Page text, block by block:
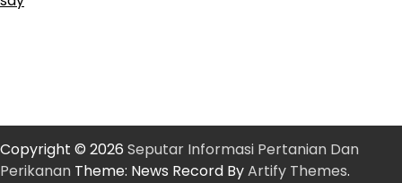
Copyright © 2026 Seputar Informasi Pertanian Dan
Perikanan Theme: News Record ByArtify Themes.